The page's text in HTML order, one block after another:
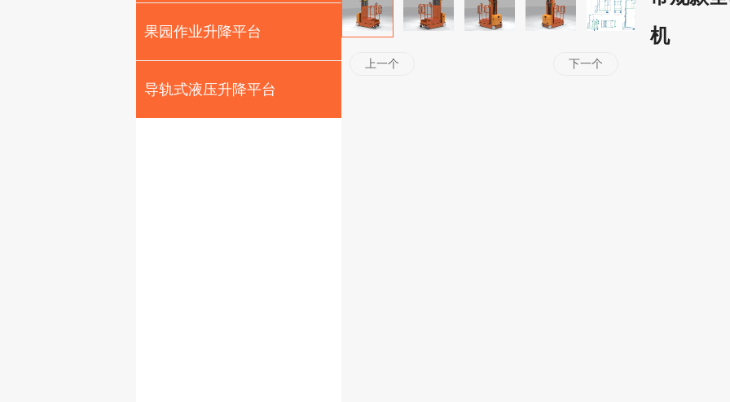
果园作业升降平台
导轨式液压升降平台
上一个 下一个
机